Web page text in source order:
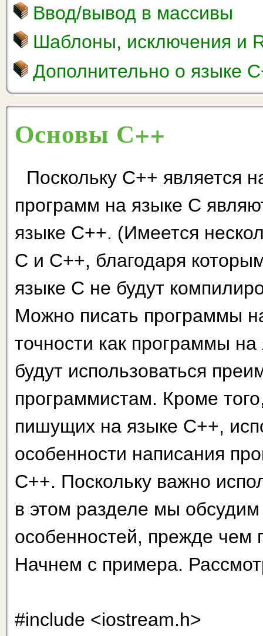
Ввод/вывод в массивы
Шаблоны, исключения и
Дополнительно о языке
Основы С++
Поскольку С++ является
программ на языке С
языке С++. (Имеется
С и С++, благода­ря
языке С не будут
Можно писать программы
точности как программы
будут использоваться
программистам. Кроме
пи­шущих на языке С++,
особенности написания
С++. Поскольку важно
в этом разделе мы обсудим
особенностей, прежде чем
Начнем с примера.
#include <iostream.h>